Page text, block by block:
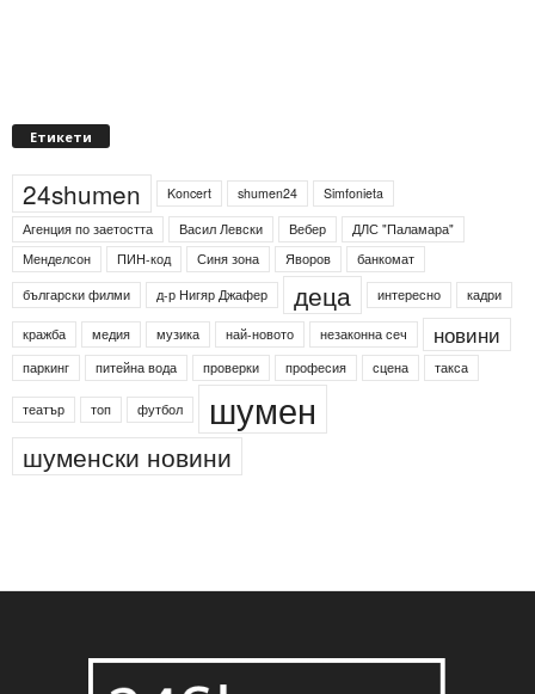
Етикети
24shumen Koncert shumen24
Simfonieta
Агенция по заетостта
Васил Левски Вебер
ДЛС "Паламара"
Менделсон
ПИН-код Синя зона Яворов
банкомат
български филми
д-р Нигяр Джафер деца интересно кадри
кражба медия музика най-новото незаконна сеч новини
паркинг питейна вода проверки професия сцена такса
театър топ футбол шумен
шуменски новини